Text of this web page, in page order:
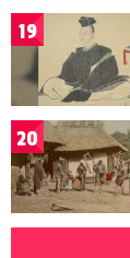
19
20